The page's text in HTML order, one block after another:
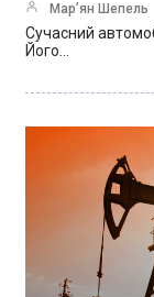
Мар’ян Шепель
Сучасний
Його…